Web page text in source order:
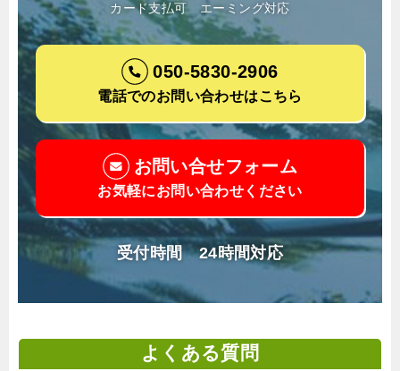
カード支払可
エーミング対応
050-5830-2906
電話でのお問い合わせはこちら
お問い合せフォーム
お気軽にお問い合わせください
受付時間 24時間対応
よくある質問